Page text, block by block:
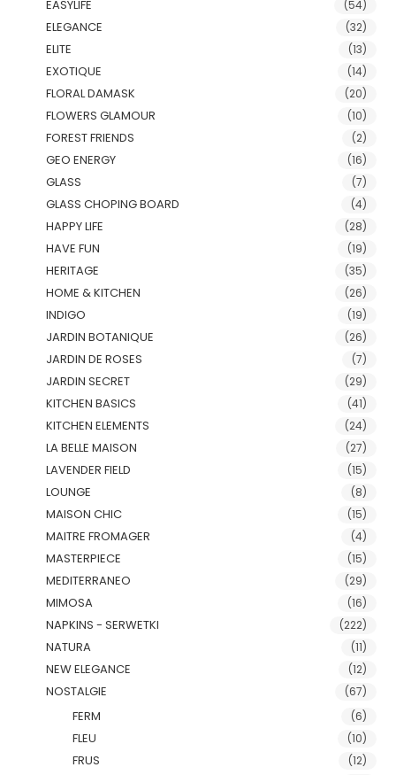
EASYLIFE (54)
ELEGANCE (32)
ELITE (13)
EXOTIQUE (14)
FLORAL DAMASK (20)
FLOWERS GLAMOUR (10)
FOREST FRIENDS (2)
GEO ENERGY (16)
GLASS (7)
GLASS CHOPING BOARD (4)
HAPPY LIFE (28)
HAVE FUN (19)
HERITAGE (35)
HOME & KITCHEN (26)
INDIGO (19)
JARDIN BOTANIQUE (26)
JARDIN DE ROSES (7)
JARDIN SECRET (29)
KITCHEN BASICS (41)
KITCHEN ELEMENTS (24)
LA BELLE MAISON (27)
LAVENDER FIELD (15)
LOUNGE (8)
MAISON CHIC (15)
MAITRE FROMAGER (4)
MASTERPIECE (15)
MEDITERRANEO (29)
MIMOSA (16)
NAPKINS - SERWETKI (222)
NATURA (11)
NEW ELEGANCE (12)
NOSTALGIE (67)
FERM (6)
FLEU (10)
FRUS (12)